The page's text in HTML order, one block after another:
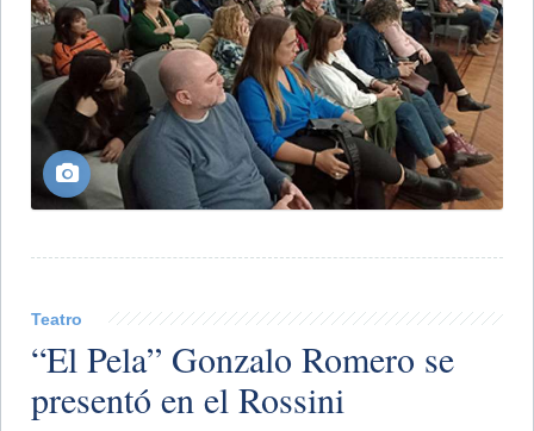
Teatro
​“El Pela” Gonzalo Romero se
presentó en el Rossini